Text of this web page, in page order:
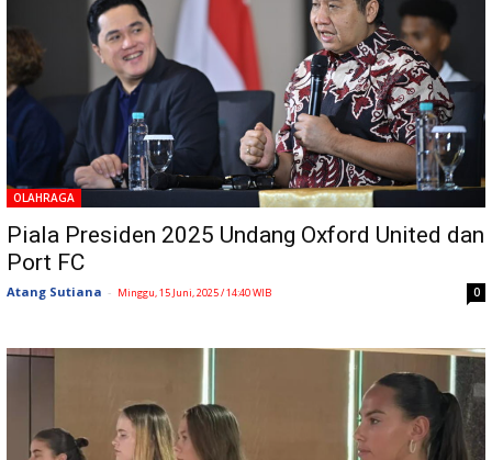
OLAHRAGA
Piala Presiden 2025 Undang Oxford United dan
Port FC
Atang Sutiana - Minggu, 15 Juni, 2025 / 14:40 WIB 0